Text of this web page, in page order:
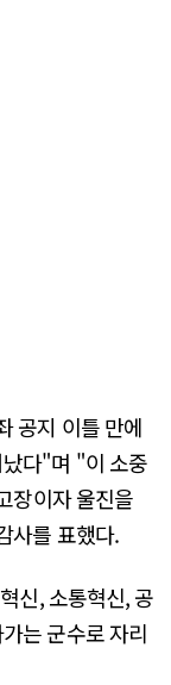
공지 이틀 만에
다"며 "이 소중
장이자 울진을
사를 표했다.
신, 소통혁신, 공
는 군수로 자리